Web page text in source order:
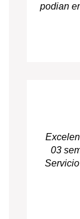
podian
03